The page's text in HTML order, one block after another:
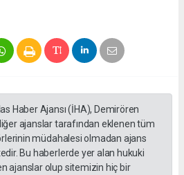
Haber Ajansı (İHA), Demirören
ajanslar tarafından eklenen tüm
müdahalesi olmadan ajans
Bu haberlerde yer alan hukuki
ajanslar olup sitemizin hiç bir